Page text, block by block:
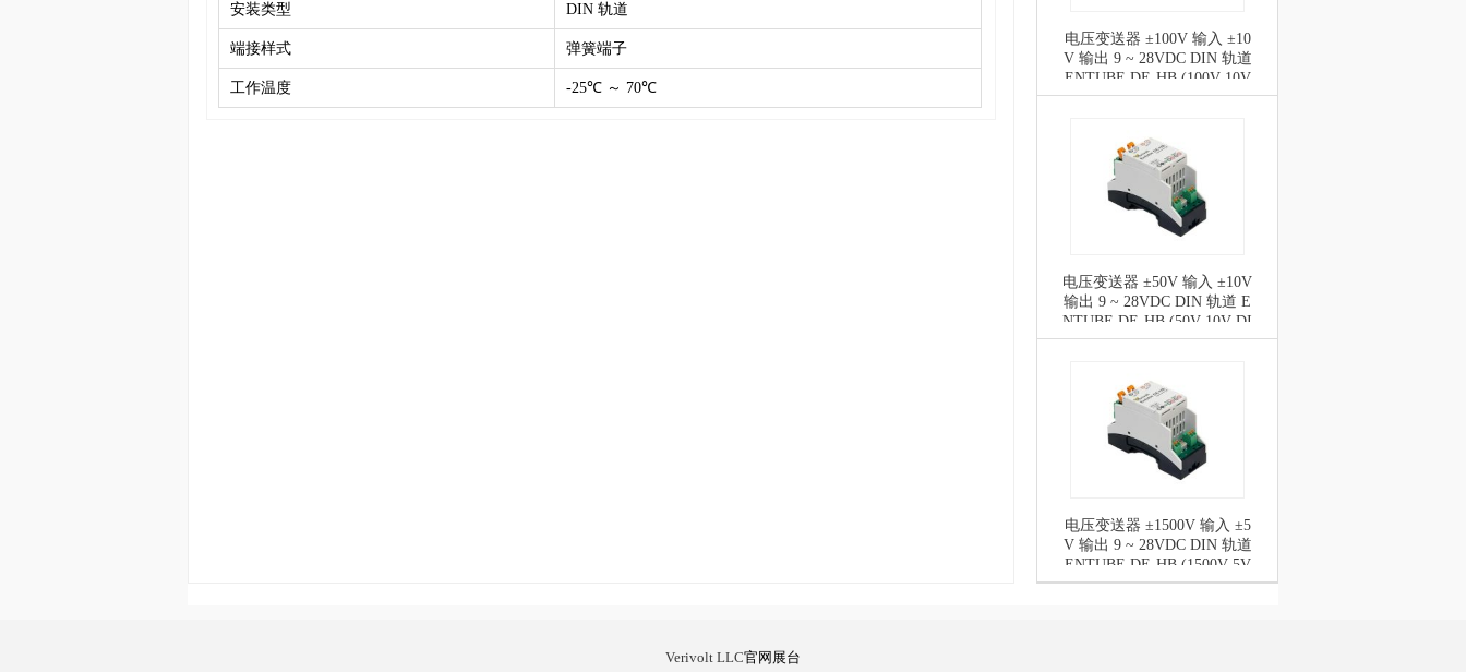
安装类型 DIN 轨道
端接样式 弹簧端子
工作温度 -25℃ ～ 70℃
电压变送器 ±100V 输入 ±10
V 输出 9 ~ 28VDC DIN 轨道
ENTUBE DE-HB (100V 10V
DIFFSC)
电压变送器 ±50V 输入 ±10V
输出 9 ~ 28VDC DIN 轨道 E
NTUBE DE-HB (50V 10V DI
FFSC)
电压变送器 ±1500V 输入 ±5
V 输出 9 ~ 28VDC DIN 轨道
ENTUBE DE-HB (1500V 5V
DIFFSC)
Verivolt LLC官网展台